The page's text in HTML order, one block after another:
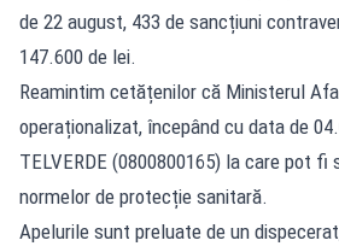
de 22 august, 433 de sancțiuni
147.600 de lei.
Reamintim cetățenilor că Ministerul
operaționalizat, începând cu data de
TELVERDE (0800800165) la care pot
normelor de protecție sanitară.
Apelurile sunt preluate de un